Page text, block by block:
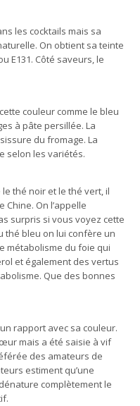
les cocktails mais sa
On obtient sa teinte
E131. Côté saveurs, le
couleur comme le bleu
à pâte persillée. La
du fromage. La
selon les variétés.
thé noir et le thé vert, il
Chine. On l’appelle
surpris si vous voyez cette
thé bleu on lui confère un
métabolisme du foie qui
et également des vertus
Que des bonnes
rapport avec sa couleur.
mais a été saisie à vif
des amateurs de
estiment qu’une
complètement le